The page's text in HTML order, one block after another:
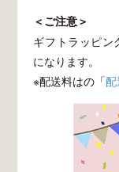
＜ご注意＞
ギフトラッピン
になります。
※配送料はの「